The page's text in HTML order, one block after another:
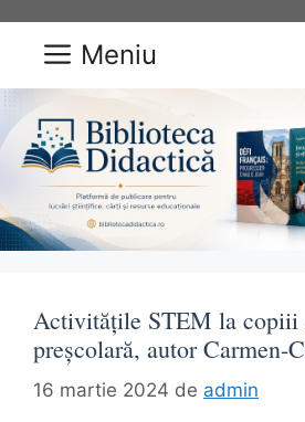
conținut Meniu
Activitățile STEM la copiii
preșcolară, autor Carmen-
16 martie 2024 de admin